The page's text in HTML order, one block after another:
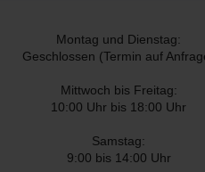
Montag und Dienstag:
Geschlossen (Termin auf
Mittwoch bis Freitag:
10:00 Uhr bis 18:00 Uhr
Samstag:
9:00 bis 14:00 Uhr